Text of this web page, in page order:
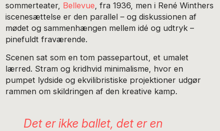
sommerteater, Bellevue, fra 1936, men i René Winthers
iscenesættelse er den parallel – og diskussionen af
mødet og sammenhængen mellem idé og udtryk –
pinefuldt fraværende.
Scenen sat som en tom passepartout, et umalet
lærred. Stram og kridhvid minimalisme, hvor en
pumpet lydside og ekvilibristiske projektioner udgør
rammen om skildringen af den kreative kamp.
Det er ikke ballet, det er en